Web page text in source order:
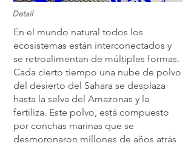
Detail
En el mundo natural todos los
ecosistemas están interconectados y
se retroalimentan de múltiples formas.
Cada cierto tiempo una nube de polvo
del desierto del Sahara se desplaza
hasta la selva del Amazonas y la
fertiliza. Este polvo, está compuesto
por conchas marinas que se
desmoronaron millones de años atrás